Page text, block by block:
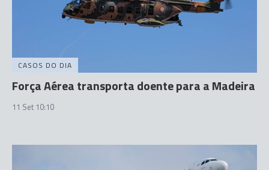
CASOS DO DIA
Força Aérea transporta doente para a Madeira
11 Set 10:10